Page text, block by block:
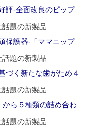
評‐全面改良のピップ
話題の新製品
保護器‐「ママニップ
話題の新製品
づく新たな歯がため４
話題の新製品
から５種類の詰め合わ
話題の新製品